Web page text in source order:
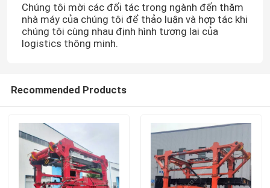
Chúng tôi mời các đối tác trong ngành đến thăm
nhà máy của chúng tôi để thảo luận và hợp tác khi
chúng tôi cùng nhau định hình tương lai của
logistics thông minh.
Recommended Products